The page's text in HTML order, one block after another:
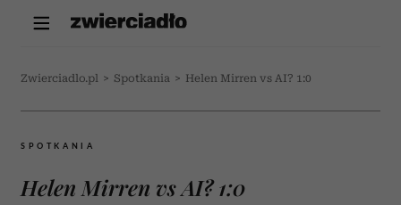
Zwierciadlo.pl > Spotkania > Helen Mirren vs AI? 1:0
SPOTKANIA
Helen Mirren vs AI? 1:0